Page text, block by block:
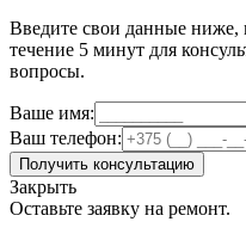
Введите свои данные ниже,
течение 5 минут для
вопросы.
Ваше имя:
Ваш телефон:
Получить консультацию
Закрыть
Оставьте заявку на ремонт.